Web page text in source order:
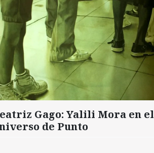
Gago: Yalili Mora en el
de Punto